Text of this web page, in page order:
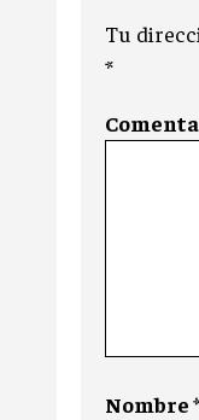
Tu
*
Nombre